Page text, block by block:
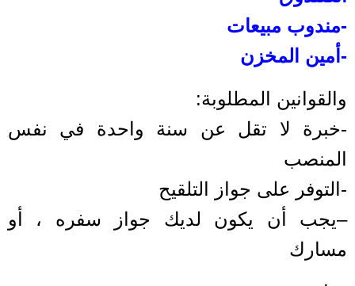
-مندوب مبيعات
-أمين المخزن
والقوانين المطلوبة:
-خبرة لا تقل عن سنة واحدة في نفس
المنصب
-التوفر على جواز التلقيح
–يجب أن يكون لديك جواز سفره ، أو
مسارك